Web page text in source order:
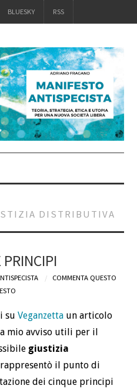
BLUESKY RSS
DISTRIBUTIVA
COMMENTA QUESTO
suVeganzetta un articolo
a mio avviso utili per il
giustizia
rappresentò il punto di
dei cinque principi